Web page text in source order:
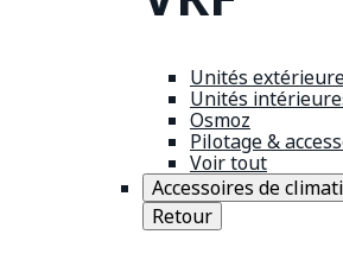
Unités
Unités
Osmoz
Pilotage &
Voir tout
Accessoires de
Retour